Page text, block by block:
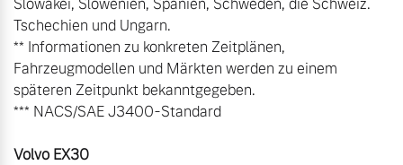
Slowakei, Slowenien, Spanien, Schweden, die Schweiz.
Tschechien und Ungarn.
** Informationen zu konkreten Zeitplänen,
Fahrzeugmodellen und Märkten werden zu einem
späteren Zeitpunkt bekanntgegeben.
*** NACS/SAE J3400-Standard